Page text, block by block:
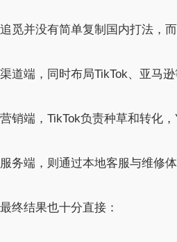
追觅并没有简单复制国内打法，
渠道端，同时布局TikTok、亚马
营销端，TikTok负责种草和转化
服务端，则通过本地客服与维修
最终结果也十分直接：